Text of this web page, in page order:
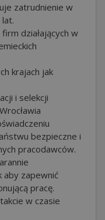
zatrudnienie w
działających w
krajach jak
i selekcji
bezpieczne i
pracodawców.
aby zapewnić
pracę.
w czasie